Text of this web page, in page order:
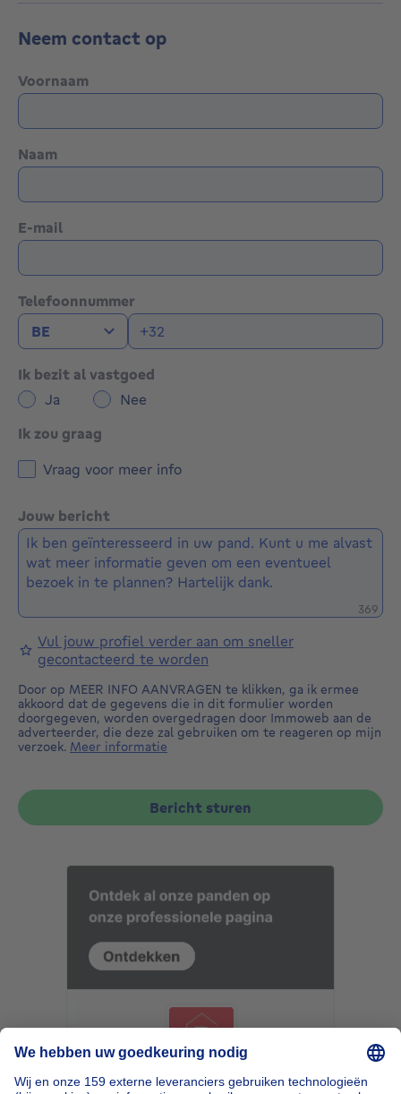
Neem contact op
Voornaam
Naam
E-mail
Telefoonnummer
Ik bezit al vastgoed
Ja
Nee
Ik zou graag
Vraag voor meer info
Jouw bericht
369
Vul jouw profiel verder aan om sneller
gecontacteerd te worden
Door op MEER INFO AANVRAGEN te klikken, ga ik ermee
akkoord dat de gegevens die in dit formulier worden
doorgegeven, worden overgedragen door Immoweb aan de
adverteerder, die deze zal gebruiken om te reageren op mijn
verzoek. Meer informatie
Bericht sturen